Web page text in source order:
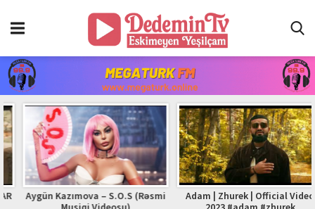
Aygün Kazımova – S.O.S (Rəsmi
Adam | Zhurek | Official Video